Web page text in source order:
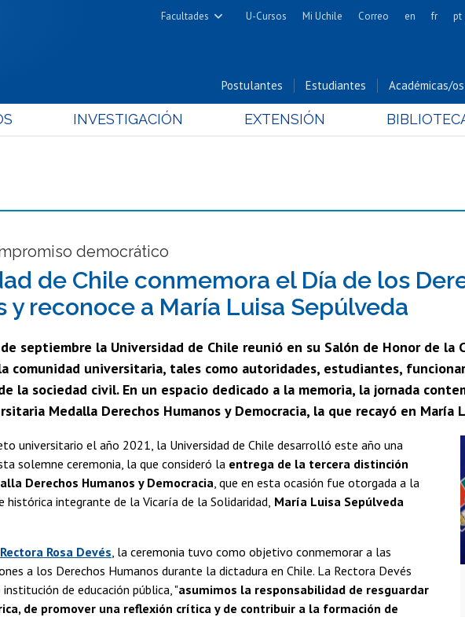
Facultades
Cs. Físicas y Matemáticas
Cs. Forestales y
Cs. Químicas y Farmacéuticas
Cs. Sociales
Estudios Avanzados en Educación
Nutrición y Tecnología de
Alimentos
Bachillerato
Hospital Clínico
U-Cursos Mi Uchile Correo en fr pt
Postulantes Estudiantes Académicas/os
INVESTIGACIÓN EXTENSIÓN
democrático
de Chile conmemora el Día de los
y reconoce a María Luisa Sepúlveda
septiembre la Universidad de Chile reunió en su Salón de Honor de la
comunidad universitaria, tales como autoridades, estudiantes,
la sociedad civil. En un espacio dedicado a la memoria, la jornada
Medalla Derechos Humanos y Democracia, la que recayó en María
universitario el año 2021, la Universidad de Chile desarrolló este año una
solemne ceremonia, la que consideró la entrega de la tercera distinción
Derechos Humanos y Democracia , que en esta ocasión fue otorgada a la
histórica integrante de la Vicaría de la Solidaridad, María Luisa Sepúlveda
Rectora Rosa Devés , la ceremonia tuvo como objetivo conmemorar a las
a los Derechos Humanos durante la dictadura en Chile. La Rectora Devés
de educación pública, "asumimos la responsabilidad de resguardar
de promover una reflexión crítica y de contribuir a la formación de